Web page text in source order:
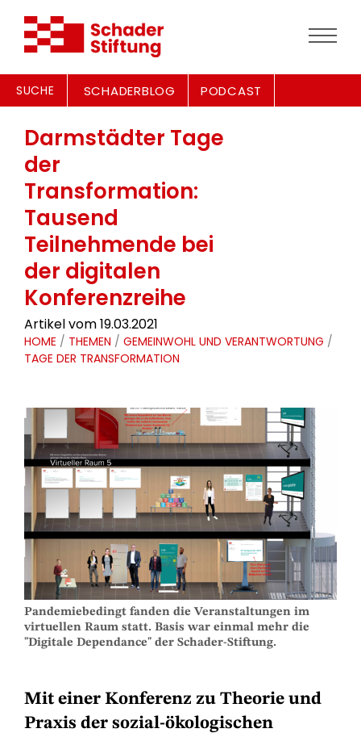
SUCHE SCHADERBLOG PODCAST
Darmstädter Tage
der
Transformation:
Tausend
Teilnehmende bei
der digitalen
Konferenzreihe
Artikel vom 19.03.2021
HOME / THEMEN / GEMEINWOHL UND VERANTWORTUNG /
TAGE DER TRANSFORMATION
Pandemiebedingt fanden die Veranstaltungen im
virtuellen Raum statt. Basis war einmal mehr die
"Digitale Dependance" der Schader-Stiftung.
Mit einer Konferenz zu Theorie und
Praxis der sozial-ökologischen